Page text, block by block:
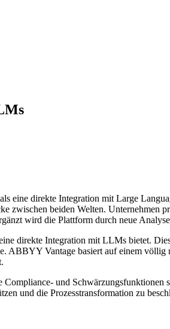
eine direkte Integration mit Large
beiden Welten. Unternehmen
wird die Plattform durch neue
direkte Integration mit LLMs bietet.
Vantage basiert auf einem völlig
Compliance- und
und die Prozesstransformation zu